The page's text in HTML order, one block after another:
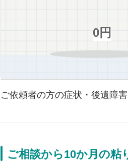
0円
ご依頼者の方の症状・後遺障
ご相談から10か月の粘